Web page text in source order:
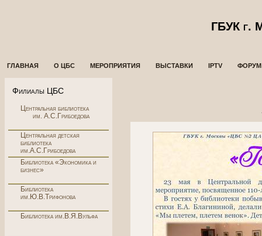
ГБУК г.
ГЛАВНАЯ О ЦБС МЕРОПРИЯТИЯ ВЫСТАВКИ IPTV ФОРУМ
Филиалы ЦБС
Центральная библиотека
им. А.С.Грибоедова
Центральная детская
библиотека
им.А.С.Грибоедова
Библиотека «Экономика и
бизнес»
Библиотека
им.Ю.В.Трифонова
Библиотека им.В.Я.Вульфа